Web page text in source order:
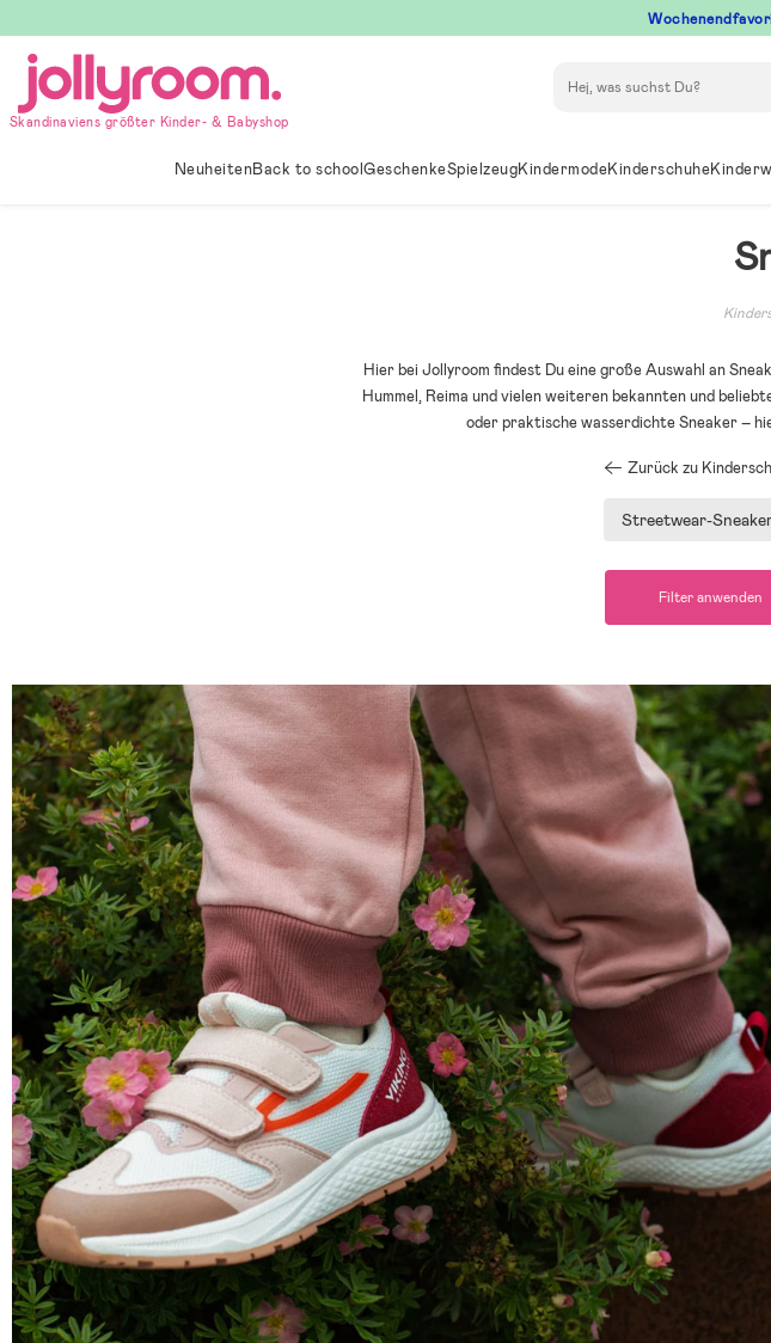
till
innehållet
Skandinaviens größter Kinder- & Babyshop
NeuheitenBack to schoolGeschenkeSpielzeugKindermodeKinderschuhe
Hier bei Jollyroom findest Du eine große Auswahl an
Hummel, Reima und vielen weiteren bekannten und
oder praktische wasserdichte Sneaker –
Zurück zu
Streetwear-
Filter anwenden